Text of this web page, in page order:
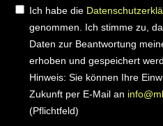
Ich habe die
genommen. Ich stimme zu,
Daten zur Beantwortung
erhoben und gespeichert
Hinweis: Sie können Ihre
Zukunft per E-Mail an
(Pflichtfeld)